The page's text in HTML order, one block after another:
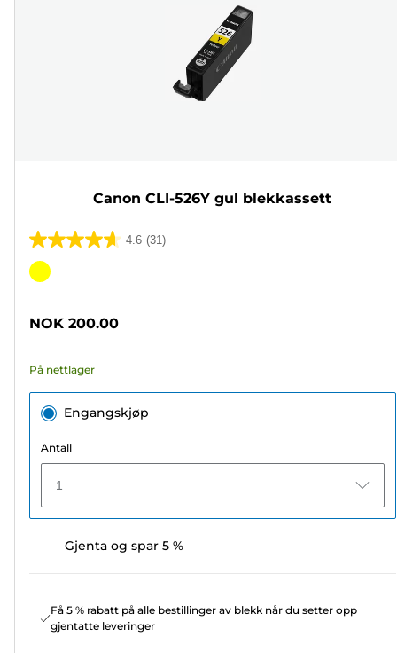
Canon CLI-526Y gul blekkassett
4.6 (31)
4.6
av
31
Fargekassett
NOK 200.00
På nettlager
Engangskjøp
Antall
1
Gjenta og spar 5 %
Få 5 % rabatt på alle bestillinger av blekk når du setter opp
gjentatte leveringer